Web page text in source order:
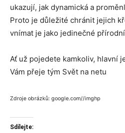
ukazují, jak dynamická a
Proto je důležité chránit jejich
vnímat je jako jedinečné
Ať už pojedete kamkoliv, hlavní
Vám přeje tým Svět na netu
Zdroje obrázků: google.com//imghp
Sdílejte: